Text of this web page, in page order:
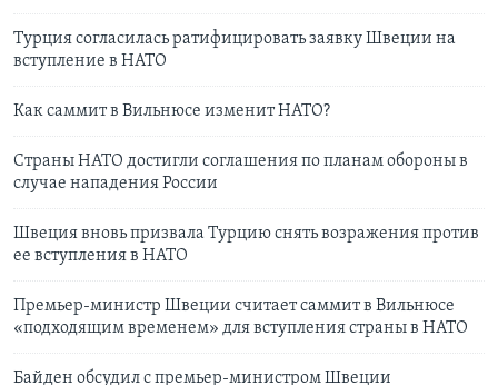
Турция согласилась ратифицировать заявку Швеции на
вступление в НАТО
Как саммит в Вильнюсе изменит НАТО?
Страны НАТО достигли соглашения по планам обороны в
случае нападения России
Швеция вновь призвала Турцию снять возражения против
ее вступления в НАТО
Премьер-министр Швеции считает саммит в Вильнюсе
«подходящим временем» для вступления страны в НАТО
Байден обсудил с премьер-министром Швеции